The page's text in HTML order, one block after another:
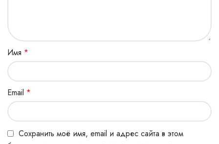
Имя *
Email *
Сохранить моё имя, email и адрес сайта в этом